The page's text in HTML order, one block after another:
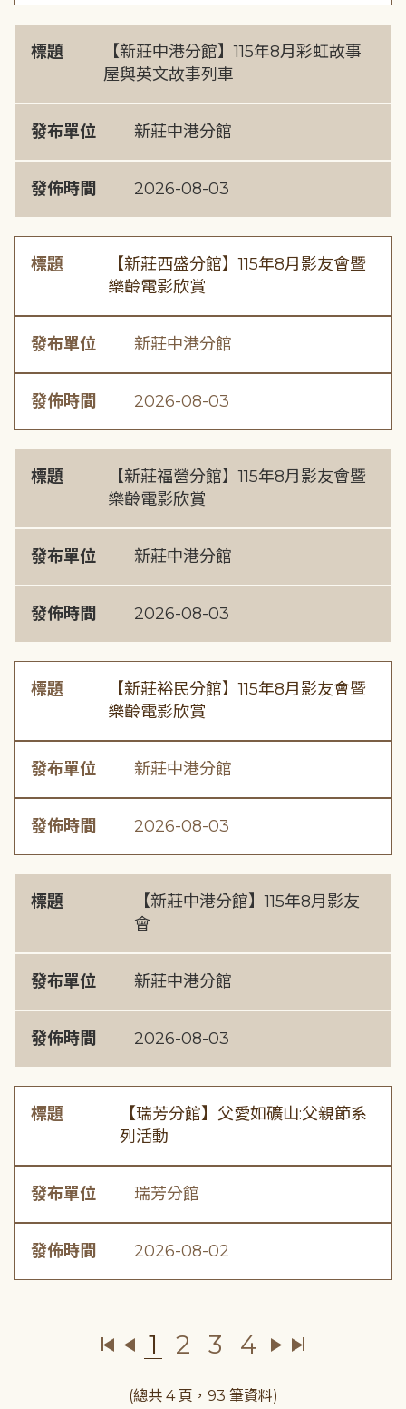
標題
【新莊中港分館】115年8月彩虹故事
屋與英文故事列車
發布單位 新莊中港分館
發佈時間 2026-08-03
標題
【新莊西盛分館】115年8月影友會暨
樂齡電影欣賞
發布單位 新莊中港分館
發佈時間 2026-08-03
標題
【新莊福營分館】115年8月影友會暨
樂齡電影欣賞
發布單位 新莊中港分館
發佈時間 2026-08-03
標題
【新莊裕民分館】115年8月影友會暨
樂齡電影欣賞
發布單位 新莊中港分館
發佈時間 2026-08-03
標題
【新莊中港分館】115年8月影友
會
發布單位 新莊中港分館
發佈時間 2026-08-03
標題
【瑞芳分館】父愛如礦山:父親節系
列活動
發布單位 瑞芳分館
發佈時間 2026-08-02
1 2 3 4
(總共 4 頁，93 筆資料)